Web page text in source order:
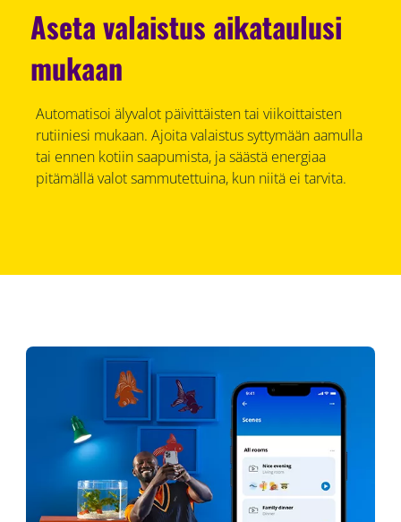
Aseta valaistus aikataulusi
mukaan
Automatisoi älyvalot päivittäisten tai viikoittaisten
rutiiniesi mukaan. Ajoita valaistus syttymään aamulla
tai ennen kotiin saapumista, ja säästä energiaa
pitämällä valot sammutettuina, kun niitä ei tarvita.